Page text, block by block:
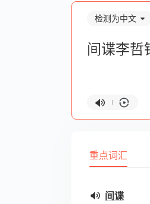
检测为中文
重点词汇
间谍